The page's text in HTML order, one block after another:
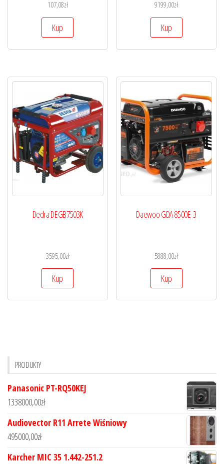
107,08zł
Kup
9199,00zł
Kup
Dedra DEGB7503K
3595,00zł
Kup
Daewoo GDA 8500E-3
5888,00zł
Kup
PRODUKTY
Panasonic PT-RQ50KEJ
1338000,00zł
Audiovector R11 Arrete Wiśniowy
495000,00zł
Karcher MIC 35 1.442-251.2